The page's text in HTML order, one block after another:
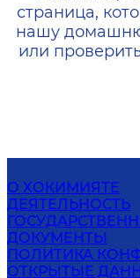
страница,
нашу
или
О ХОКИМИЯТЕ
ДЕЯТЕЛЬНОСТЬ
ДОКУМЕНТЫ
ПОЛИТИКА
ОТКРЫТЫЕ